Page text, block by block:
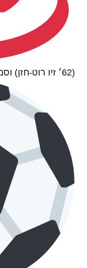
(62׳ זיו רוט-חזן) וסמדר כהן